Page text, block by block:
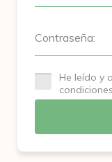
Contraseña:
He leído y